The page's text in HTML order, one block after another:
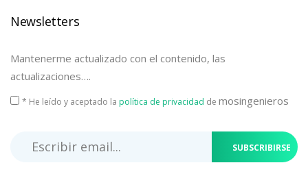
Newsletters
Mantenerme actualizado con el contenido, las
actualizaciones….
* He leído y aceptado la política de privacidad de mosingenieros
SUBSCRIBIRSE